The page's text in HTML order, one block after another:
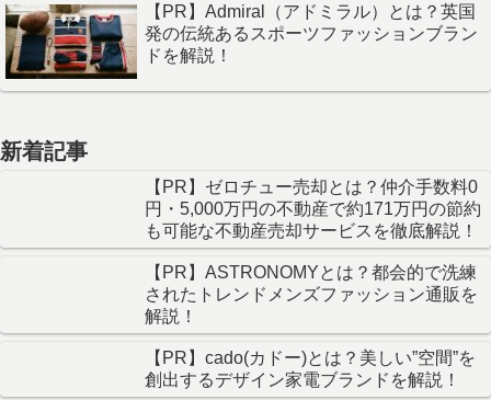
【PR】Admiral（アドミラル）とは？英国
発の伝統あるスポーツファッションブラン
ドを解説！
新着記事
【PR】ゼロチュー売却とは？仲介手数料0
円・5,000万円の不動産で約171万円の節約
も可能な不動産売却サービスを徹底解説！
【PR】ASTRONOMYとは？都会的で洗練
されたトレンドメンズファッション通販を
解説！
【PR】cado(カドー)とは？美しい”空間”を
創出するデザイン家電ブランドを解説！